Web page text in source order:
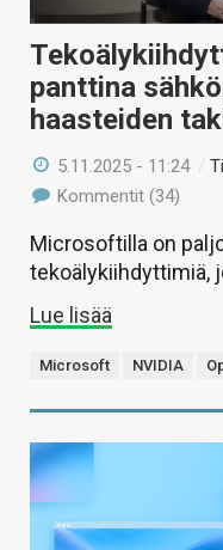
panttina
haasteiden
5.11.2025 - 11:24 /
Kommentit (34)
Microsoftilla on
tekoälykiihdyttimiä,
Lue lisää
Microsoft NVIDIA